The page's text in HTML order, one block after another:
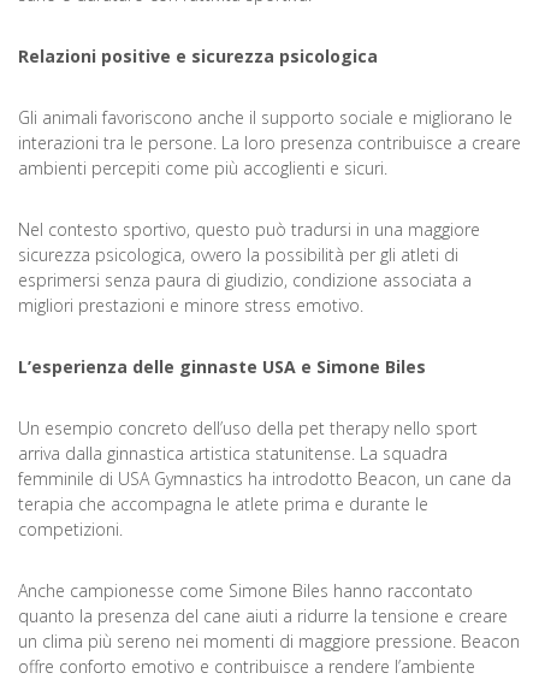
Relazioni positive e sicurezza psicologica
Gli animali favoriscono anche il supporto sociale e migliorano le
interazioni tra le persone. La loro presenza contribuisce a creare
ambienti percepiti come più accoglienti e sicuri.
Nel contesto sportivo, questo può tradursi in una maggiore
sicurezza psicologica, ovvero la possibilità per gli atleti di
esprimersi senza paura di giudizio, condizione associata a
migliori prestazioni e minore stress emotivo.
L’esperienza delle ginnaste USA e Simone Biles
Un esempio concreto dell’uso della pet therapy nello sport
arriva dalla ginnastica artistica statunitense. La squadra
femminile di USA Gymnastics ha introdotto Beacon, un cane da
terapia che accompagna le atlete prima e durante le
competizioni.
Anche campionesse come Simone Biles hanno raccontato
quanto la presenza del cane aiuti a ridurre la tensione e creare
un clima più sereno nei momenti di maggiore pressione. Beacon
offre conforto emotivo e contribuisce a rendere l’ambiente